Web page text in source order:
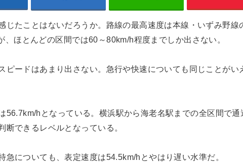
じたことはないだろうか。路線の最高速度は本線・いずみ野線
ほとんどの区間では60～80km/h程度までしか出さない。
ピードはあまり出さない。急行や快速についても同じことがい
56.7km/hとなっている。横浜駅から海老名駅までの全区間で通
できるレベルとなっている。
急についても、表定速度は54.5km/hとやはり遅い水準だ。